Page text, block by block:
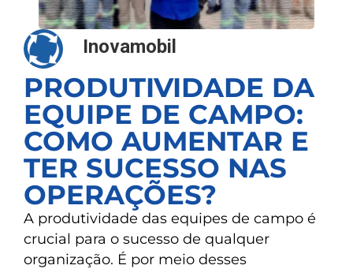
Inovamobil
PRODUTIVIDADE DA
EQUIPE DE CAMPO:
COMO AUMENTAR E
TER SUCESSO NAS
OPERAÇÕES?
A produtividade das equipes de campo é
crucial para o sucesso de qualquer
organização. É por meio desses